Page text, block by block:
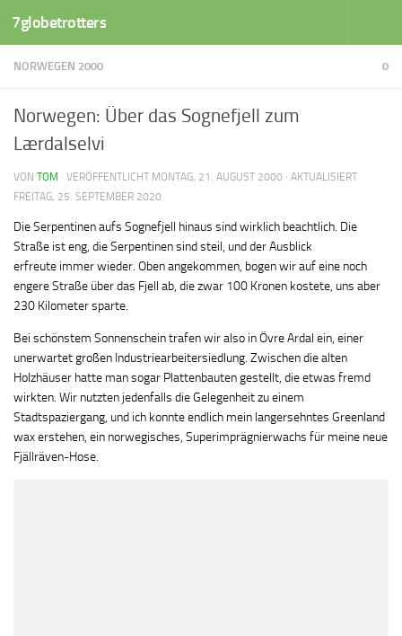
Zum Inhalt springen
7globetrotters
NORWEGEN 2000 0
Norwegen: Über das Sognefjell zum
Lærdalselvi
VON TOM · VERÖFFENTLICHT MONTAG, 21. AUGUST 2000 · AKTUALISIERT
FREITAG, 25. SEPTEMBER 2020
Die Serpentinen aufs Sognefjell hinaus sind wirklich beachtlich. Die
Straße ist eng, die Serpentinen sind steil, und der Ausblick
erfreute immer wieder. Oben angekommen, bogen wir auf eine noch
engere Straße über das Fjell ab, die zwar 100 Kronen kostete, uns aber
230 Kilometer sparte.
Bei schönstem Sonnenschein trafen wir also in Övre Ardal ein, einer
unerwartet großen Industriearbeitersiedlung. Zwischen die alten
Holzhäuser hatte man sogar Plattenbauten gestellt, die etwas fremd
wirkten. Wir nutzten jedenfalls die Gelegenheit zu einem
Stadtspaziergang, und ich konnte endlich mein langersehntes Greenland
wax erstehen, ein norwegisches, Superimprägnierwachs für meine neue
Fjällräven-Hose.